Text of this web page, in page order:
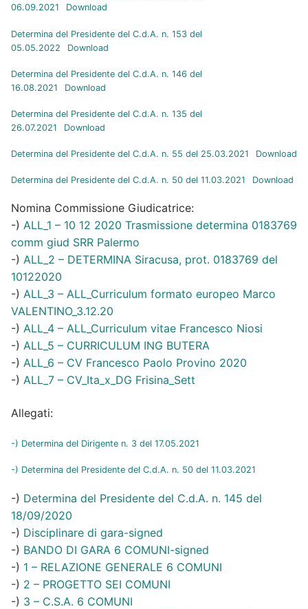
06.09.2021
Download
Determina del Presidente del C.d.A. n. 153 del
05.05.2022
Download
Determina del Presidente del C.d.A. n. 146 del
16.08.2021
Download
Determina del Presidente del C.d.A. n. 135 del
26.07.2021
Download
Determina del Presidente del C.d.A. n. 55 del 25.03.2021 Download
Determina del Presidente del C.d.A. n. 50 del 11.03.2021 Download
Nomina Commissione Giudicatrice:
-) ALL_1 – 10 12 2020 Trasmissione determina 0183769
comm giud SRR Palermo
-) ALL_2 – DETERMINA Siracusa, prot. 0183769 del
10122020
-) ALL_3 – ALL_Curriculum formato europeo Marco
VALENTINO_3.12.20
-) ALL_4 – ALL_Curriculum vitae Francesco Niosi
-) ALL_5 – CURRICULUM ING BUTERA
-) ALL_6 – CV Francesco Paolo Provino 2020
-) ALL_7 – CV_Ita_x_DG Frisina_Sett
Allegati:
-) Determina del Dirigente n. 3 del 17.05.2021
-) Determina del Presidente del C.d.A. n. 50 del 11.03.2021
-) Determina del Presidente del C.d.A. n. 145 del
18/09/2020
-) Disciplinare di gara-signed
-) BANDO DI GARA 6 COMUNI-signed
-) 1 – RELAZIONE GENERALE 6 COMUNI
-) 2 – PROGETTO SEI COMUNI
-) 3 – C.S.A. 6 COMUNI